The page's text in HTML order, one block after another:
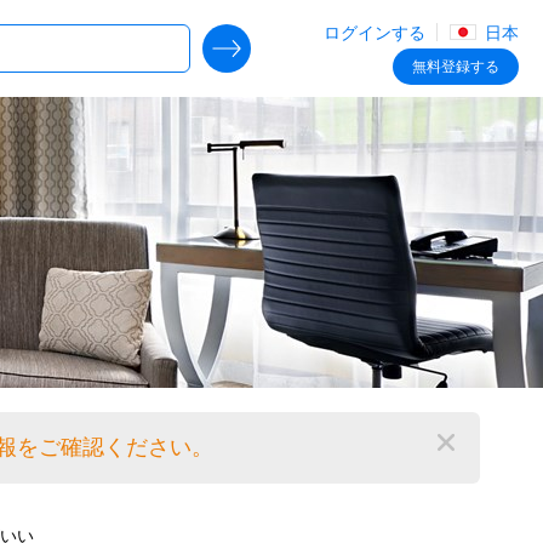
ログインする 日本
無料登録する
SEARCH DEALS
ご確認ください。
い